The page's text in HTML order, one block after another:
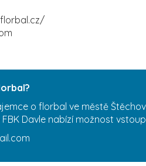
o florbal ve městě
Davle nabízí možnost